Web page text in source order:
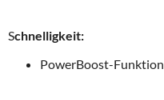
Schnelligkeit:
PowerBoost-Funktion